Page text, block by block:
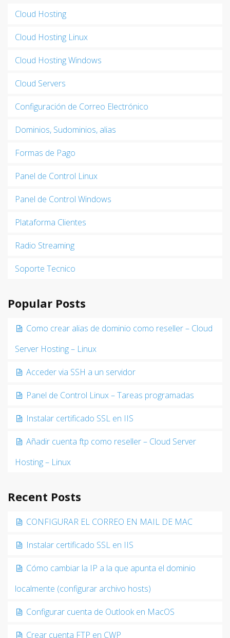
Cloud Hosting
Cloud Hosting Linux
Cloud Hosting Windows
Cloud Servers
Configuración de Correo Electrónico
Dominios, Sudominios, alias
Formas de Pago
Panel de Control Linux
Panel de Control Windows
Plataforma Clientes
Radio Streaming
Soporte Tecnico
Popular Posts
Como crear alias de dominio como reseller – Cloud
Server Hosting – Linux
Acceder via SSH a un servidor
Panel de Control Linux – Tareas programadas
Instalar certificado SSL en IIS
Añadir cuenta ftp como reseller – Cloud Server
Hosting – Linux
Recent Posts
CONFIGURAR EL CORREO EN MAIL DE MAC
Instalar certificado SSL en IIS
Cómo cambiar la IP a la que apunta el dominio
localmente (configurar archivo hosts)
Configurar cuenta de Outlook en MacOS
Crear cuenta FTP en CWP